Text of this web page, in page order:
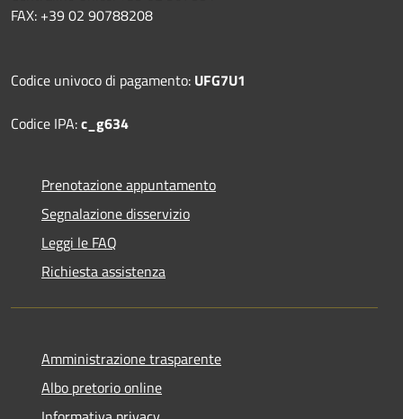
FAX: +39 02 90788208
Codice univoco di pagamento: UFG7U1
Codice IPA:c_g634
Prenotazione appuntamento
Segnalazione disservizio
Leggi le FAQ
Richiesta assistenza
Amministrazione trasparente
Albo pretorio online